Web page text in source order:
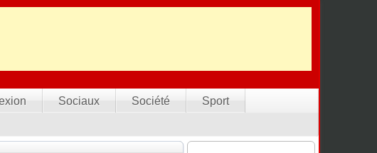
Sociaux Société
Sport